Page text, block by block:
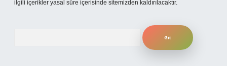
ilgili içerikler yasal süre içerisinde sitemizden kaldırılacaktır.